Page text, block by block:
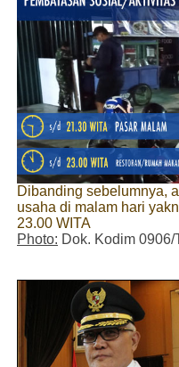
Dibanding sebelumnya,
usaha di malam hari
23.00 WITA
Photo: Dok. Kodim 0906/